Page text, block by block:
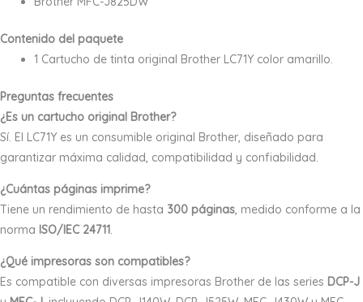
Contenido del paquete
1 Cartucho de tinta original Brother LC71Y color amarillo.
Preguntas frecuentes
¿Es un cartucho original Brother?
Sí. El LC71Y es un consumible original Brother, diseñado para
garantizar máxima calidad, compatibilidad y confiabilidad.
¿Cuántas páginas imprime?
Tiene un rendimiento de hasta 300 páginas, medido conforme a la
norma ISO/IEC 24711.
¿Qué impresoras son compatibles?
Es compatible con diversas impresoras Brother de las series DCP-J